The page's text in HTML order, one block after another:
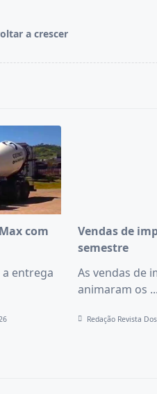
a crescer
com
a entrega
Vendas de
semestre
As vendas de
animaram os ...
Redação Revista